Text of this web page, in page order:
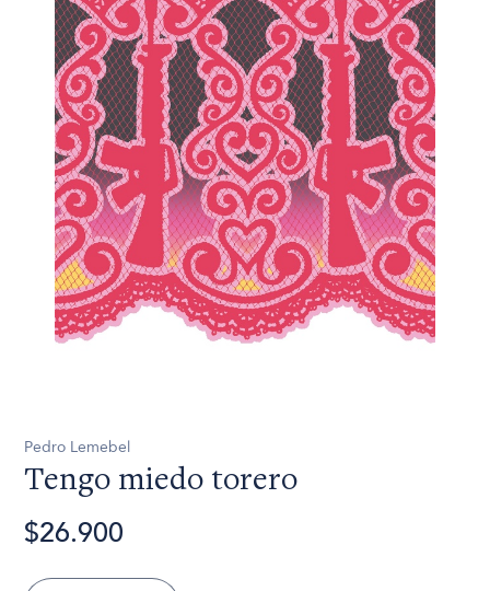
Pedro Lemebel
Tengo miedo torero
$26.900